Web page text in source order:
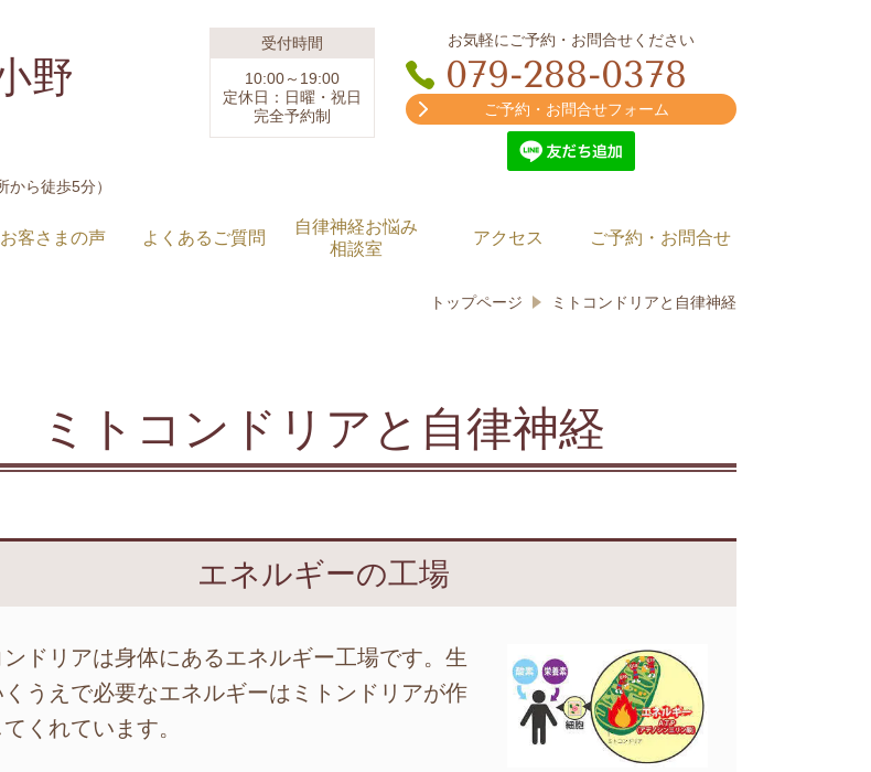
野
ら徒歩5分）
受付時間
10:00～19:00
定休日：日曜・祝日
完全予約制
お気軽にご予約・お問合せください
079-288-0378
ご予約・お問合せフォーム
お客さまの声 よくあるご質問
自律神経お悩み
相談室
アクセス ご予約・お問合せ
トップページ ミトコンドリアと自律神経
ミトコンドリアと自律神経
エネルギーの工場
ンドリアは身体にあるエネルギー工場です。生
くうえで必要なエネルギーはミトンドリアが作
くれています。